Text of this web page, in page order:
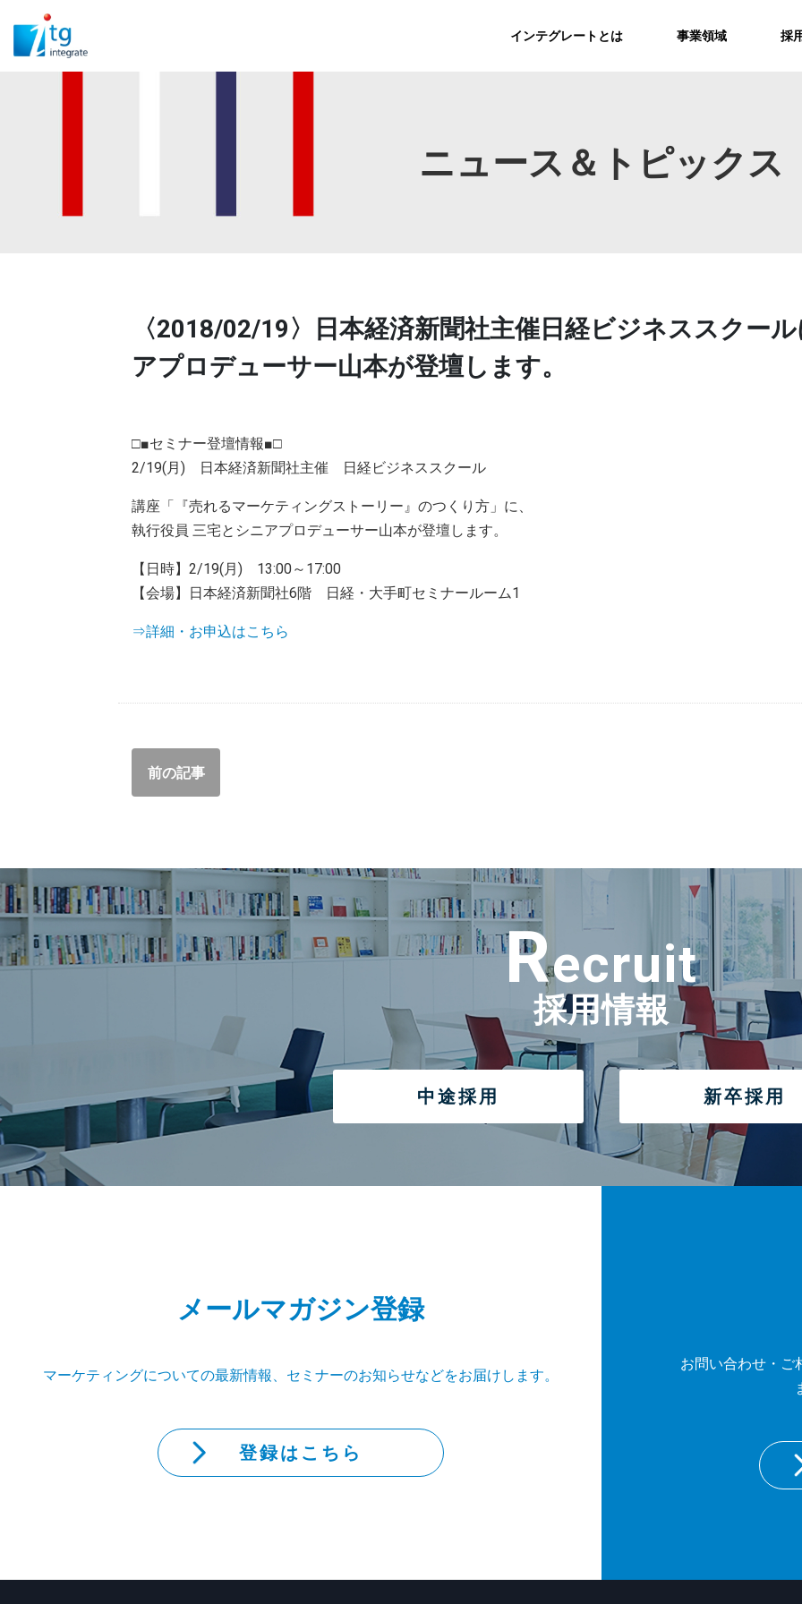
インテグレートとは 事業領域 採
ニュース＆トピックス
〈2018/02/19〉日本経済新聞社主催日経ビジネススクー
アプロデューサー山本が登壇します。
□■セミナー登壇情報■□
2/19(月) 日本経済新聞社主催 日経ビジネススクール
講座「『売れるマーケティングストーリー』のつくり方」に、
執行役員 三宅とシニアプロデューサー山本が登壇します。
【日時】2/19(月) 13:00～17:00
【会場】日本経済新聞社6階 日経・大手町セミナールーム1
⇒詳細・お申込はこちら
前の記事
Recruit
採用情報
中途採用 新卒採用
メールマガジン登録
マーケティングについての最新情報、セミナーのお知らせなどをお届けします。
登録はこちら
お問い合わせ・ご